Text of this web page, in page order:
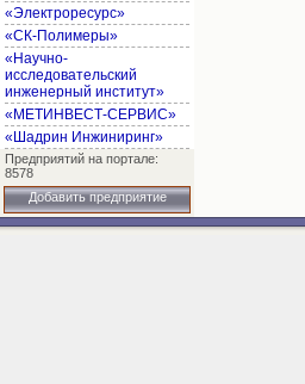
«Электроресурс»
«СК-Полимеры»
«Научно-
исследовательский
инженерный институт»
«МЕТИНВЕСТ-СЕРВИС»
«Шадрин Инжиниринг»
Предприятий на портале:
8578
Добавить предприятие